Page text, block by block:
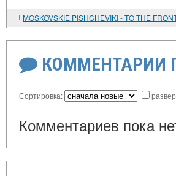
MOSKOVSKIE PISHCHEVIKI - TO THE
КОММЕНТАРИИ
Сортировка:
Комментариев пока